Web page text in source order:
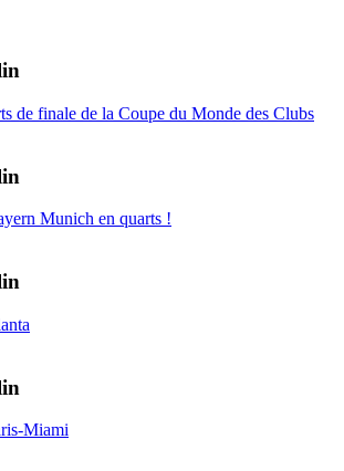
de finale de la Coupe du Monde des Clubs
Munich en quarts !
Miami